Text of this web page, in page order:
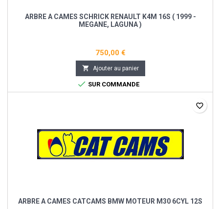
ARBRE A CAMES SCHRICK RENAULT K4M 16S ( 1999 -
MEGANE, LAGUNA )
750,00 €
 Ajouter au panier
 SUR COMMANDE
ARBRE A CAMES CATCAMS BMW MOTEUR M30 6CYL 12S
favorite_border